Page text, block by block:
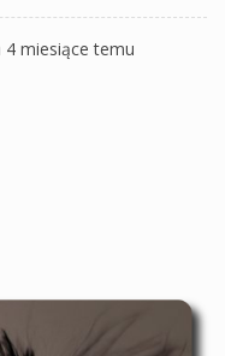
4 miesiące temu